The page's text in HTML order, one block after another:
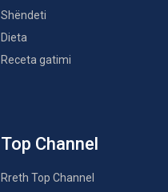
Shëndeti
Dieta
Receta gatimi
Top Channel
Rreth Top Channel